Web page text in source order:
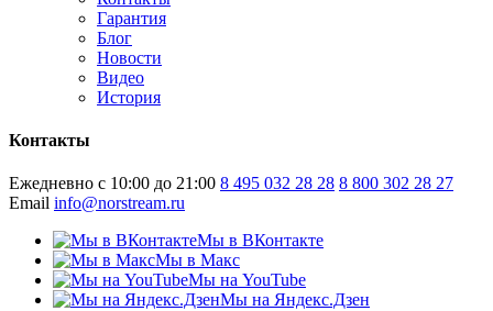
Гарантия
Блог
Новости
Видео
История
Контакты
Ежедневно с 10:00 до 21:00 8 495 032 28 28 8 800 302 28 27
Email info@norstream.ru
Мы в ВКонтакте
Мы в Макс
Мы на YouTube
Мы на Яндекс.Дзен